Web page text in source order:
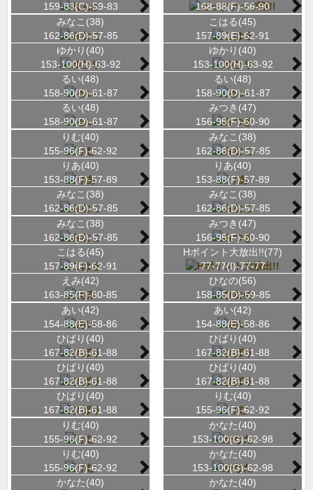
159-83(C)-59-83
168-88(F)-56-90
みなこ(38)
162-86(D)-57-85
こはる(45)
157-89(E)-62-91
ゆかり(40)
153-100(H)-63-92
ゆかり(40)
153-100(H)-63-92
るい(48)
158-90(D)-61-87
るい(48)
158-90(D)-61-87
るい(48)
158-90(D)-61-87
みつき(47)
156-95(F)-60-90
りむ(40)
155-96(F)-62-92
みなこ(38)
162-86(D)-57-85
りあ(40)
153-88(F)-57-89
りあ(40)
153-88(F)-57-89
みなこ(38)
162-86(D)-57-85
みなこ(38)
162-86(D)-57-85
みなこ(38)
162-86(D)-57-85
みつき(47)
156-95(F)-60-90
こはる(45)
157-89(F)-62-91
Hポイント大放出!!(77)
77-77(I)-77-77
えみ(42)
163-85(F)-60-85
ひなの(56)
158-85(D)-59-85
あい(42)
154-88(E)-58-86
あい(42)
154-88(E)-58-86
ひばり(40)
167-82(B)-61-88
ひばり(40)
167-82(B)-61-88
ひばり(40)
167-82(B)-61-88
ひばり(40)
167-82(B)-61-88
ひばり(40)
167-82(B)-61-88
りむ(40)
155-96(F)-62-92
りむ(40)
155-96(F)-62-92
かなた(40)
153-100(G)-62-98
りむ(40)
155-96(F)-62-92
かなた(40)
153-100(G)-62-98
かなた(40)
かなた(40)